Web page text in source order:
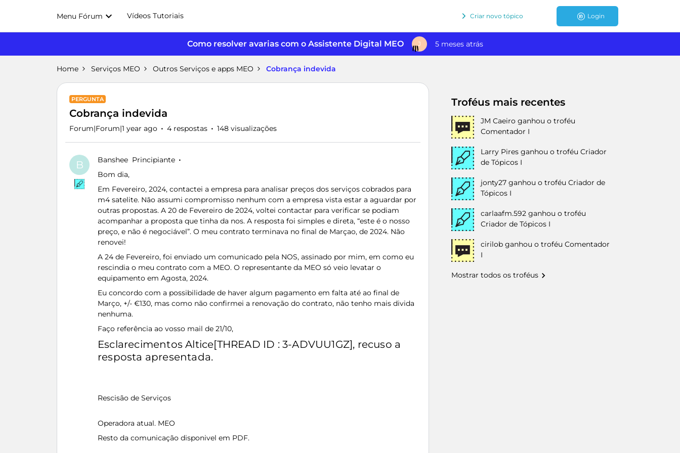
Menu Fórum Vídeos Tutoriais Criar novo tópico Login
Como resolver avarias com o Assistente Digital MEO J 5 meses atrás
Home Serviços MEO Outros Serviços e apps MEO Cobrança indevida
PERGUNTA
Cobrança indevida
Forum|Forum|1 year ago 4 respostas 148 visualizações
B Banshee Principiante
Bom dia,
Em Fevereiro, 2024, contactei a empresa para analisar preços dos serviços cobrados para
m4 satelite. Não assumi compromisso nenhum com a empresa vista estar a aguardar por
outras propostas. A 20 de Fevereiro de 2024, voltei contactar para verificar se podiam
acompanhar a proposta que tinha da nos. A resposta foi simples e direta, “este é o nosso
preço, e não é negociável”. O meu contrato terminava no final de Marçao, de 2024. Não
renovei!
A 24 de Fevereiro, foi enviado um comunicado pela NOS, assinado por mim, em como eu
rescindia o meu contrato com a MEO. O representante da MEO só veio levatar o
equipamento em Agosta, 2024.
Eu concordo com a possibilidade de haver algum pagamento em falta até ao final de
Março, +/- €130, mas como não confirmei a renovação do contrato, não tenho mais divida
nenhuma.
Faço referência ao vosso mail de 21/10,
Esclarecimentos Altice[THREAD ID : 3-ADVUU1GZ], recuso a
resposta apresentada.
Rescisão de Serviços
Operadora atual. MEO
Resto da comunicação disponivel em PDF.
Troféus mais recentes
JM Caeiro ganhou o troféu
Comentador I
Larry Pires ganhou o troféu Criador
de Tópicos I
jonty27 ganhou o troféu Criador de
Tópicos I
carlaafm.592 ganhou o troféu
Criador de Tópicos I
cirilob ganhou o troféu Comentador
I
Mostrar todos os troféus